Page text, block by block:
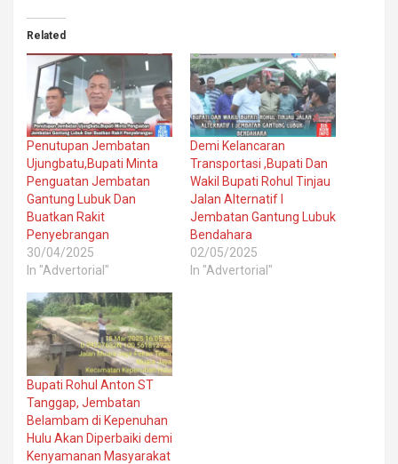
Related
Penutupan Jembatan
Ujungbatu,Bupati Minta
Penguatan Jembatan
Gantung Lubuk Dan
Buatkan Rakit
Penyebrangan
30/04/2025
In "Advertorial"
Demi Kelancaran
Transportasi ,Bupati Dan
Wakil Bupati Rohul Tinjau
Jalan Alternatif I
Jembatan Gantung Lubuk
Bendahara
02/05/2025
In "Advertorial"
Bupati Rohul Anton ST
Tanggap, Jembatan
Belambam di Kepenuhan
Hulu Akan Diperbaiki demi
Kenyamanan Masyarakat